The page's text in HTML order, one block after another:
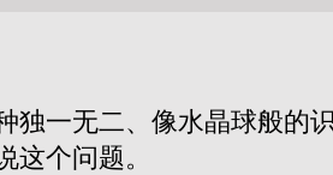
一无二、像水晶球般的
个问题。